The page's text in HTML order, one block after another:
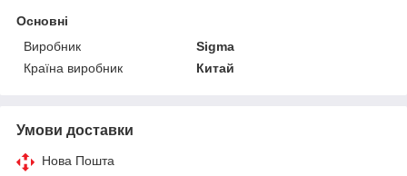
Основні
Виробник
Sigma
Країна виробник
Китай
Умови доставки
Нова Пошта